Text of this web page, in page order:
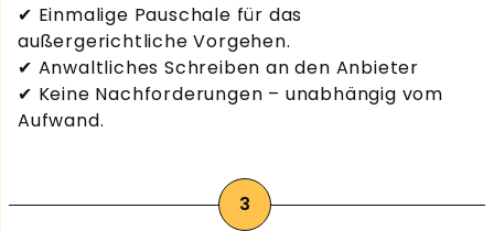
✔ Einmalige Pauschale für das
außergerichtliche Vorgehen.
✔ Anwaltliches Schreiben an den Anbieter
✔ Keine Nachforderungen – unabhängig vom
Aufwand.